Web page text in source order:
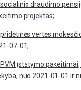
socialinio draudimo
projektas;
pridėtinės vertės
07-01;
PVM įstatymo
nuo 2021-01-01 ir